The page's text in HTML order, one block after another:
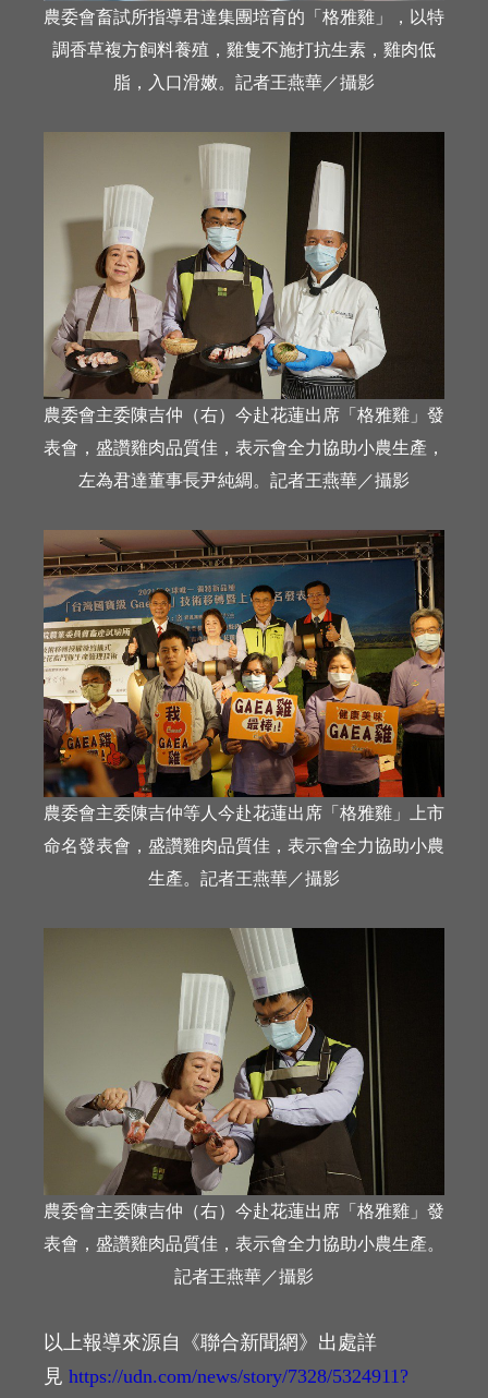
農委會畜試所指導君達集團培育的「格雅雞」，以特
調香草複方飼料養殖，雞隻不施打抗生素，雞肉低
脂，入口滑嫩。記者王燕華／攝影
農委會主委陳吉仲（右）今赴花蓮出席「格雅雞」發
表會，盛讚雞肉品質佳，表示會全力協助小農生產，
左為君達董事長尹純綢。記者王燕華／攝影
農委會主委陳吉仲等人今赴花蓮出席「格雅雞」上市
命名發表會，盛讚雞肉品質佳，表示會全力協助小農
生產。記者王燕華／攝影
農委會主委陳吉仲（右）今赴花蓮出席「格雅雞」發
表會，盛讚雞肉品質佳，表示會全力協助小農生產。
記者王燕華／攝影
以上報導來源自《聯合新聞網》出處詳
見 https://udn.com/news/story/7328/5324911?